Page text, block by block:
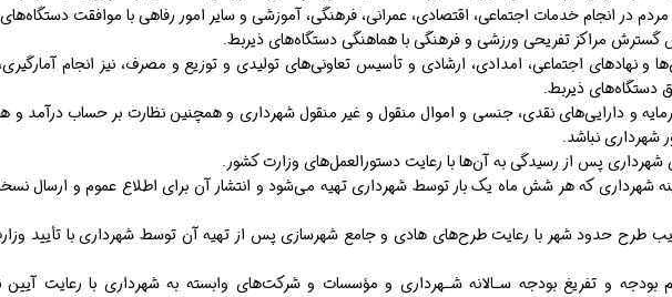
نهادهای اجتماعی، امدادی، ارشادی و تأسیس تعاونی‌های تولیدی و توزیع و مصرف، نیز انجام
دستگاه‌های ذیربط.
و دارایی‌های نقدی، جنسی و اموال منقول و غیر منقول شهرداری و همچنین نظارت بر حساب درآمد و
شهرداری نباشد.
شهرداری که هر شش ماه یک بار توسط شهرداری تهیه می‌شود و انتشار آن برای اطلاع عموم و ارسال
طرح حدود شهر با رعایت طرح‌های هادی و جامع شهرسازی پس از تهیه آن توسط شهرداری با تأیید
بودجه و تفریغ بودجه سـالانه شـهرداری و مؤسسات و شرکت‌های وابسته به شهرداری با رعایت آیین